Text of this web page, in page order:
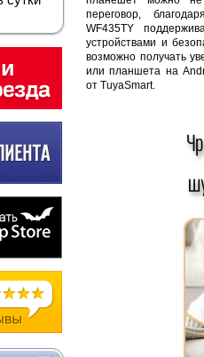
переговор,
WF435TY
устройствами и
возможно получать
или планшета на
от TuyaSmart.